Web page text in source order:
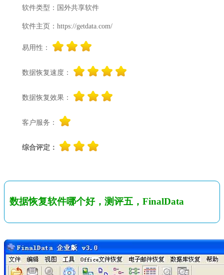
软件类型：国外共享软件
软件主页：https://getdata.com/
易用性：
数据恢复速度：
数据恢复效果：
客户服务：
综合评定：
数据恢复软件哪个好，测评五，FinalData